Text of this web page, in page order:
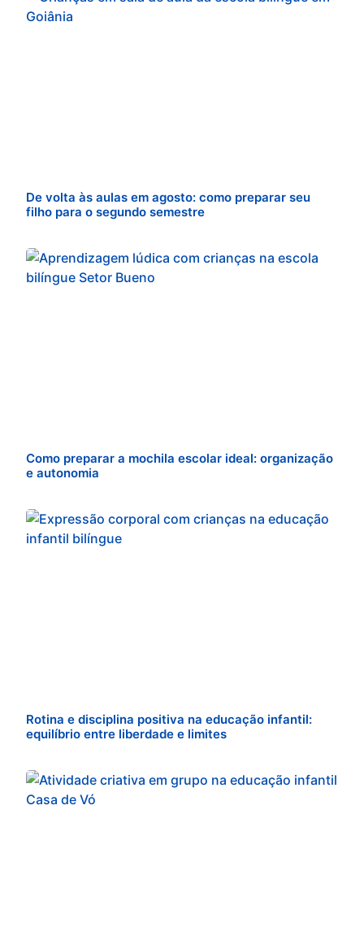
De volta às aulas em agosto: como preparar seu
filho para o segundo semestre
Como preparar a mochila escolar ideal: organização
e autonomia
Rotina e disciplina positiva na educação infantil:
equilíbrio entre liberdade e limites